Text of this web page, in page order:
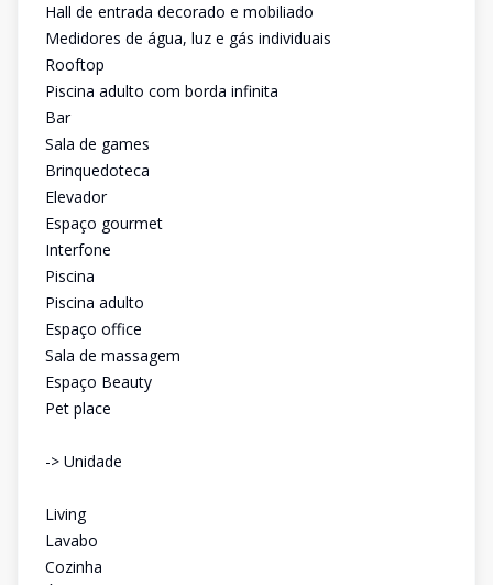
Hall de entrada decorado e mobiliado
Medidores de água, luz e gás individuais
Rooftop
Piscina adulto com borda infinita
Bar
Sala de games
Brinquedoteca
Elevador
Espaço gourmet
Interfone
Piscina
Piscina adulto
Espaço office
Sala de massagem
Espaço Beauty
Pet place
-> Unidade
Living
Lavabo
Cozinha